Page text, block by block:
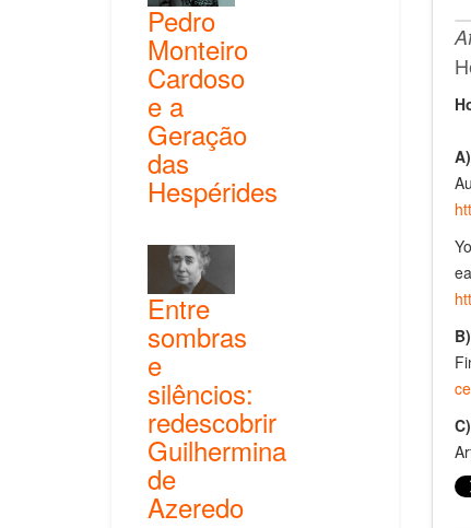
Pedro
Monteiro
Cardoso
e a
Geração
das
Hespérides
Entre
sombras
e
silêncios:
redescobrir
Guilhermina
de
Azeredo